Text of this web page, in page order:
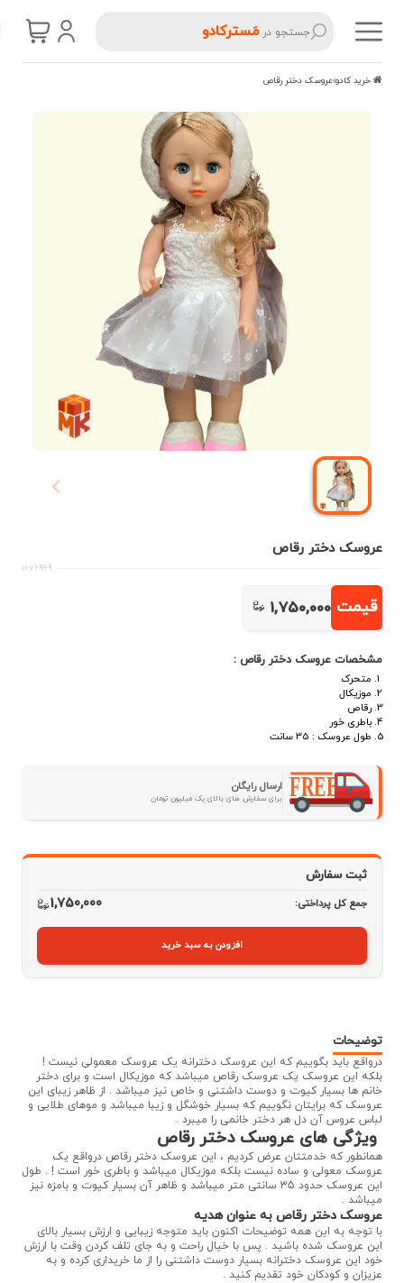
جستجو درمَسترکادو
عروسک دختر رقاص
عروسک دختر رقاص
1276969
قیمت 1,750,000
مشخصات عروسک دختر رقاص :
متحرک
موزیکال
رقاص
باطری خور
طول عروسک : 35 سانت
ارسال رایگان
برای سفارش های بالای یک میلیون تومان
ثبت سفارش
جمع کل پرداختی: 1,750,000
افزودن به سبد خرید
توضیحات
درواقع باید بگوییم که این عروسک دخترانه یک عروسک معمولی نیست !
بلکه این عروسک یک عروسک رقاص میباشد که موزیکال است و برای دختر
خانم ها بسیار کیوت و دوست داشتنی و خاص نیز میباشد . از ظاهر زیبای این
عروسک که برایتان نگوییم که بسیار خوشگل و زیبا میباشد و موهای طلایی و
لباس عروس آن دل هر دختر خانمی را میبرد .
ویژگی های عروسک دختر رقاص
همانطور که خدمتتان عرض کردیم ، این عروسک دختر رقاص درواقع یک
عروسک معولی و ساده نیست بلکه موزیکال میباشد و باطری خور است ! . طول
این عروسک حدود 35 سانتی متر میباشد و ظاهر آن بسیار کیوت و بامزه نیز
میباشد .
عروسک دختر رقاص به عنوان هدیه
با توجه به این همه توضیحات اکنون باید متوجه زیبایی و ارزش بسیار بالای
این عروسک شده باشید . پس با خیال راحت و به جای تلف کردن وقت با ارزش
خود این عروسک دخترانه بسیار دوست داشتنی را از ما خریداری کرده و به
عزیزان و کودکان خود تقدیم کنید .